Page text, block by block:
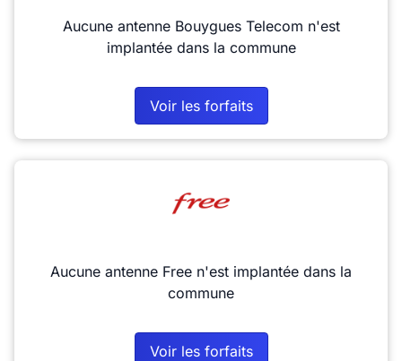
Aucune antenne Bouygues Telecom n'est
implantée dans la commune
Voir les forfaits
Aucune antenne Free n'est implantée dans la
commune
Voir les forfaits